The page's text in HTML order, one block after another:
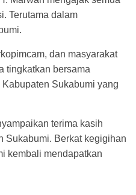
Terutama dalam
dan masyarakat
tingkatkan bersama
Sukabumi yang
terima kasih
Sukabumi. Berkat kegigihan
kembali mendapatkan